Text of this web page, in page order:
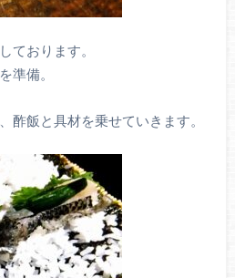
ております。
準備。
酢飯と具材を乗せていきます。